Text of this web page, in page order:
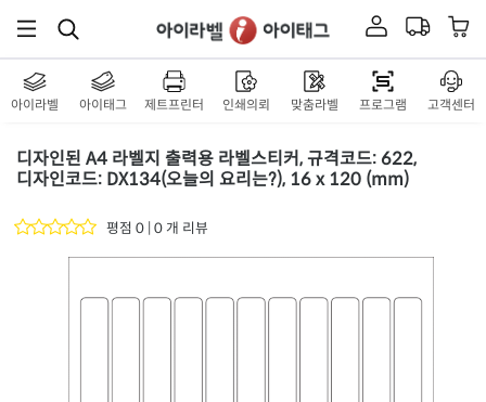
아이라벨 아이태그 제트프린터 인쇄의뢰 맞춤라벨 프로그램 고객센터
디자인된 A4 라벨지 출력용 라벨스티커, 규격코드: 622,
디자인코드: DX134(오늘의 요리는?), 16 x 120 (mm)
평점 0 | 0 개 리뷰